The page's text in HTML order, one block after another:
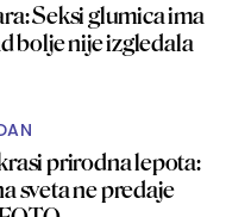
Seksi glumica ima
bolje nije izgledala
prirodna lepota:
sveta ne predaje